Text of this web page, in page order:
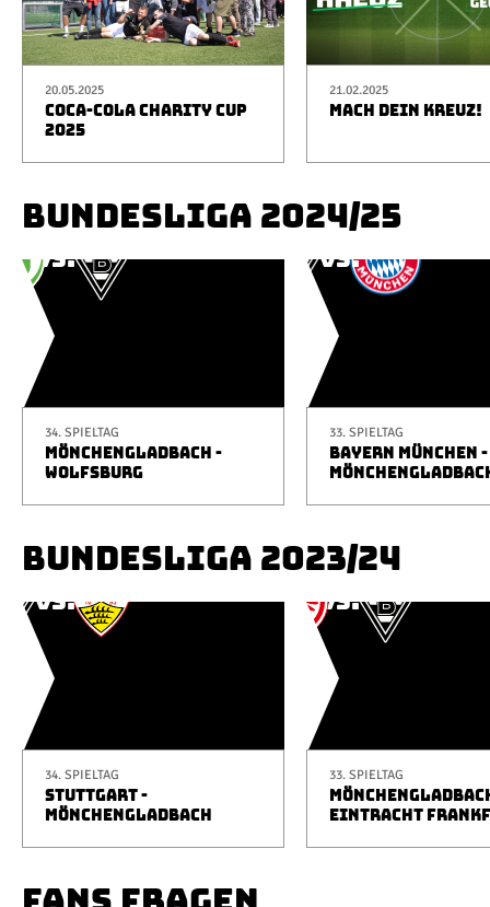
20.05.2025
COCA-COLA CHARITY CUP
2025
21.02.2025
MACH DEIN KREUZ!
BUNDESLIGA 2024/25
34. SPIELTAG
MÖNCHENGLADBACH -
WOLFSBURG
33. SPIELTAG
BAYERN MÜNCHEN -
BUNDESLIGA 2023/24
34. SPIELTAG
STUTTGART -
MÖNCHENGLADBACH
33. SPIELTAG
EINTRACHT
FANS FRAGEN